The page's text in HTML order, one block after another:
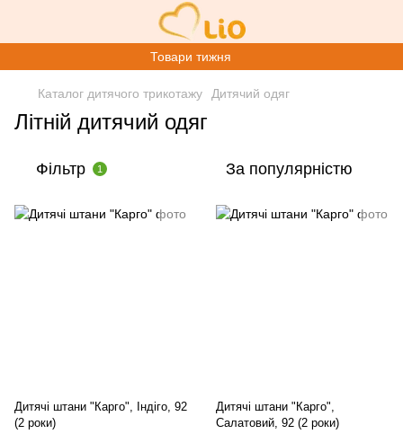
Товари тижня
Каталог дитячого трикотажу Дитячий одяг
Літній дитячий одяг
Фільтр 1 За популярністю
Дитячі штани "Карго", Індіго, 92
(2 роки)
Дитячі штани "Карго",
Салатовий, 92 (2 роки)